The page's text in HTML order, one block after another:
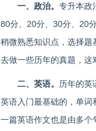
一、政治。 专升本政
80分、20分、30分、20
稍微熟悉知识点，选择题
去做一些历年的真题，这
二、英语。
历年的英
英语入门最基础的，单词
一篇英语作文也是由多个